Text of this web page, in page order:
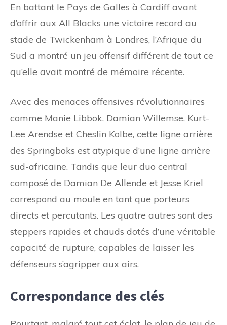
En battant le Pays de Galles à Cardiff avant
d’offrir aux All Blacks une victoire record au
stade de Twickenham à Londres, l’Afrique du
Sud a montré un jeu offensif différent de tout ce
qu’elle avait montré de mémoire récente.
Avec des menaces offensives révolutionnaires
comme Manie Libbok, Damian Willemse, Kurt-
Lee Arendse et Cheslin Kolbe, cette ligne arrière
des Springboks est atypique d’une ligne arrière
sud-africaine. Tandis que leur duo central
composé de Damian De Allende et Jesse Kriel
correspond au moule en tant que porteurs
directs et percutants. Les quatre autres sont des
steppers rapides et chauds dotés d’une véritable
capacité de rupture, capables de laisser les
défenseurs s’agripper aux airs.
Correspondance des clés